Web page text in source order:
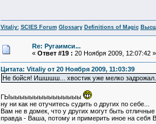
Vitaliy: SCIES Forum Glossary Definitions of Magic
Re: Ругаимси...
« Ответ #19 : 20 Ноября 2009, 12:07:42 »
Цитата: Vitaliy от 20 Ноября 2009, 11:03:39
Не бойся! Ишшшш... хвостик уже мелко
ГЫыыыыыыыыыыыыыыы
ну ни как не отучитесь судить о других по себе...
Вам не в домек, что у других могут быть
правда - Ваша, потому и примерить иное на себя